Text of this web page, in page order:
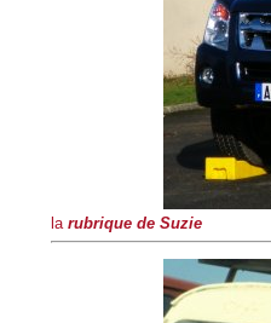
la rubrique de Suzie